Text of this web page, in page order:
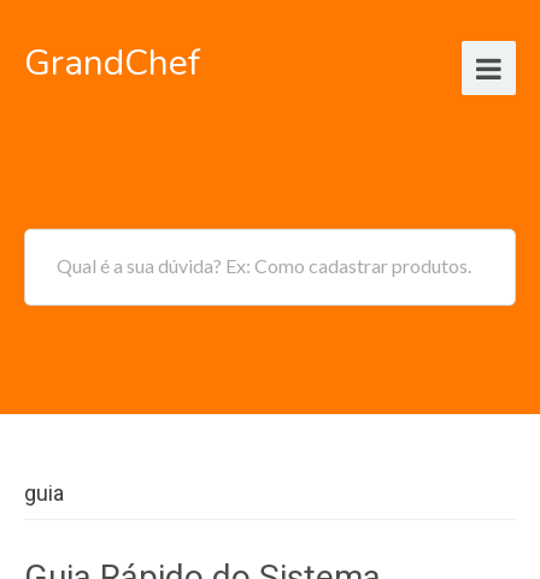
GrandChef
Qual é a sua dúvida? Ex: Como cadastrar produtos.
guia